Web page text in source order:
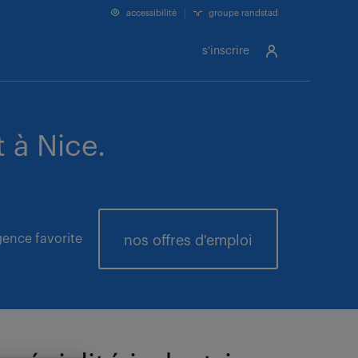
s'inscrire
accessibilité groupe randstad
à Nice.
nos offres d'emploi
favorite